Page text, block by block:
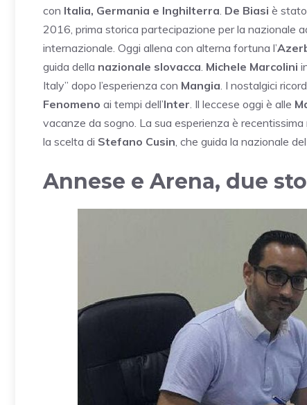
con Italia, Germania e Inghilterra De Biasi è stato
2016, prima storica partecipazione per la nazionale
internazionale. Oggi allena con alterna fortuna l’
guida della nazionale slovacca Michele Marcolini
Italy” dopo l’esperienza con Mangia . I nostalgici
Fenomeno ai tempi dell’Inter . Il leccese oggi è alle
vacanze da sogno. La sua esperienza è
la scelta di Stefano Cusin , che guida la nazionale del
Annese e Arena, due